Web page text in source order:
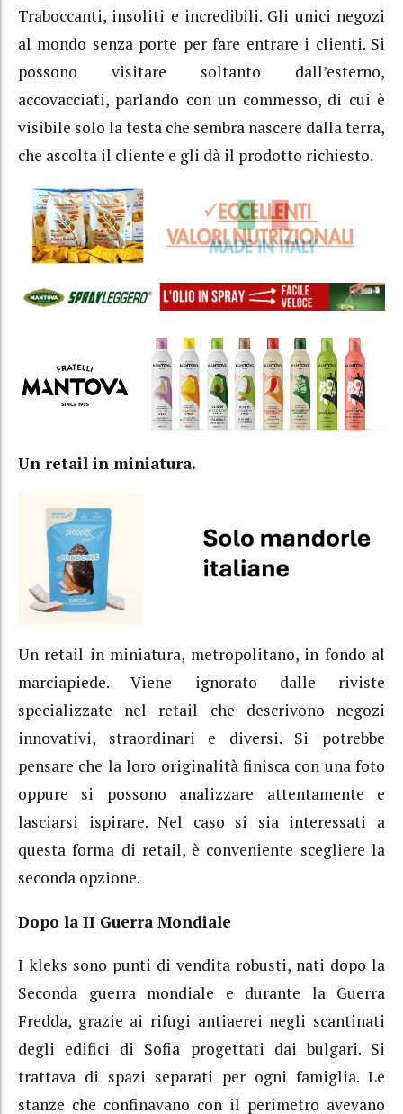
Traboccanti, insoliti e incredibili. Gli unici negozi
al mondo senza porte per fare entrare i clienti. Si
possono visitare soltanto dall’esterno,
accovacciati, parlando con un commesso, di cui è
visibile solo la testa che sembra nascere dalla terra,
che ascolta il cliente e gli dà il prodotto richiesto.
Un retail in miniatura.
Un retail in miniatura, metropolitano, in fondo al
marciapiede. Viene ignorato dalle riviste
specializzate nel retail che descrivono negozi
innovativi, straordinari e diversi. Si potrebbe
pensare che la loro originalità finisca con una foto
oppure si possono analizzare attentamente e
lasciarsi ispirare. Nel caso si sia interessati a
questa forma di retail, è conveniente scegliere la
seconda opzione.
Dopo la II Guerra Mondiale
I kleks sono punti di vendita robusti, nati dopo la
Seconda guerra mondiale e durante la Guerra
Fredda, grazie ai rifugi antiaerei negli scantinati
degli edifici di Sofia progettati dai bulgari. Si
trattava di spazi separati per ogni famiglia. Le
stanze che confinavano con il perimetro avevano